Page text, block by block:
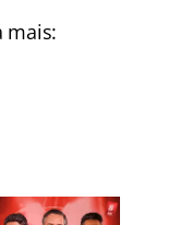
mais: